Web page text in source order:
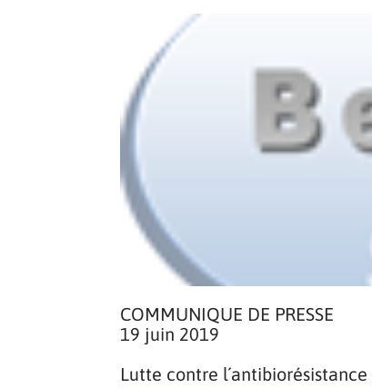
COMMUNIQUE DE PRESSE
19 juin 2019
Lutte contre